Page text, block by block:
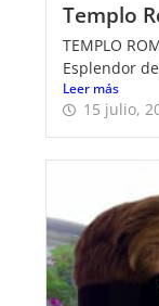
Templo
TEMPLO
Esplendor
Leer más
15 julio,